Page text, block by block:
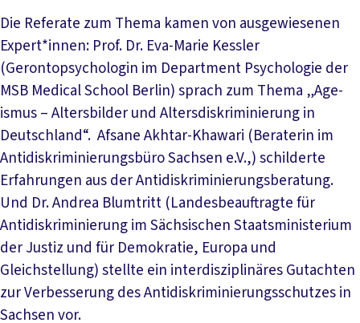
Die Referate zum Thema kamen von ausgewiesenen
Expert*innen: Prof. Dr. Eva-Marie Kessler
(Gerontopsychologin im Department Psychologie der
MSB Medical School Berlin) sprach zum Thema „Age-
ismus – Altersbilder und Altersdiskriminierung in
Deutschland“. Afsane Akhtar-Khawari (Beraterin im
Antidiskriminierungsbüro Sachsen e.V.,) schilderte
Erfahrungen aus der Antidiskriminierungsberatung.
Und Dr. Andrea Blumtritt (Landesbeauftragte für
Antidiskriminierung im Sächsischen Staatsministerium
der Justiz und für Demokratie, Europa und
Gleichstellung) stellte ein interdisziplinäres Gutachten
zur Verbesserung des Antidiskriminierungsschutzes in
Sachsen vor.